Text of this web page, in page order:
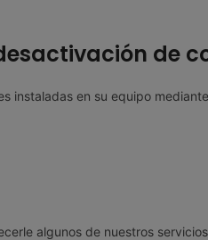
de
instaladas en su equipo
algunos de nuestros